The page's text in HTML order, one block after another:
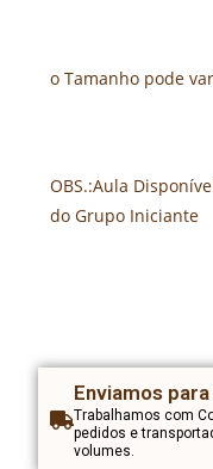
o Tamanho pode
OBS.:Aula
do Grupo Iniciante
Enviamos
Trabalhamos com
pedidos e
volumes.